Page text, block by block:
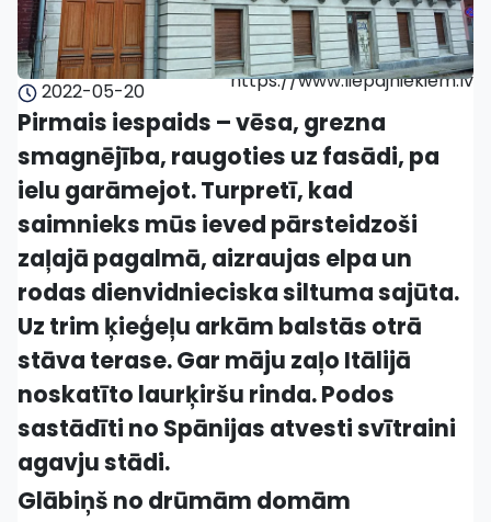
2022-05-20 https://www.liepajniekiem.lv
Pirmais iespaids – vēsa, grezna
smagnējība, raugoties uz fasādi, pa
ielu garāmejot. Turpretī, kad
saimnieks mūs ieved pārsteidzoši
zaļajā pagalmā, aizraujas elpa un
rodas dienvidnieciska siltuma sajūta.
Uz trim ķieģeļu arkām balstās otrā
stāva terase. Gar māju zaļo Itālijā
noskatīto laurķiršu rinda. Podos
sastādīti no Spānijas atvesti svītraini
agavju stādi.
Glābiņš no drūmām domām